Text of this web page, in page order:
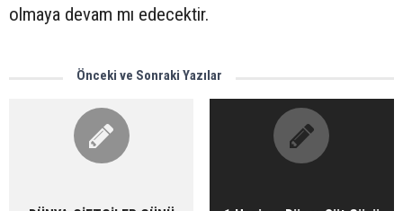
olmaya devam mı edecektir.
Önceki ve Sonraki Yazılar